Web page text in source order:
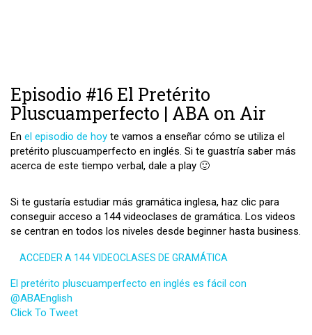
Episodio #16 El Pretérito
Pluscuamperfecto | ABA on Air
En el episodio de hoy te vamos a enseñar cómo se utiliza el
pretérito pluscuamperfecto en inglés. Si te guastría saber más
acerca de este tiempo verbal, dale a play 🙂
Si te gustaría estudiar más gramática inglesa, haz clic para
conseguir acceso a 144 videoclases de gramática. Los videos
se centran en todos los niveles desde beginner hasta business.
ACCEDER A 144 VIDEOCLASES DE GRAMÁTICA
El pretérito pluscuamperfecto en inglés es fácil con
@ABAEnglish
Click To Tweet